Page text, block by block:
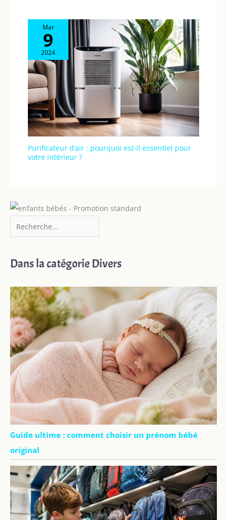
Mar
9
2024
Purificateur d’air : pourquoi est-il essentiel pour
votre intérieur ?
Dans la catégorie Divers
Guide ultime : comment choisir un prénom bébé
original